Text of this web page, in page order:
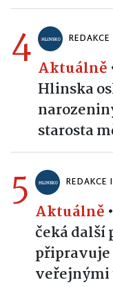
4 Aktuálně
Hlinska
starosta
5 REDAKCE
Aktuálně •
čeká další
připravuje